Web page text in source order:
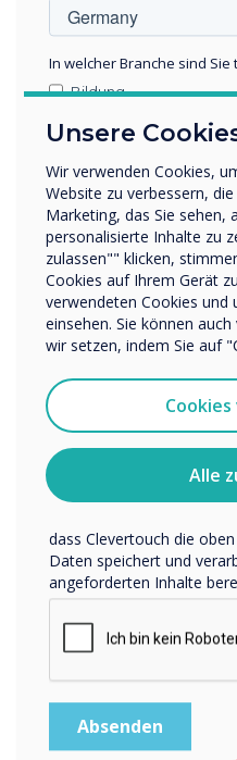
WRITTEN BY
5 Super Effective
Outcomes with
Unsere
Wir verwenden Cookies,
Website zu verbessern,
Marketing, das Sie sehen,
personalisierte Inhalte zu
zulassen"" klicken,
Cookies auf Ihrem Gerät
verwendeten Cookies und
einsehen. Sie können
wir setzen, indem Sie auf
Alle
In welcher Branche sind Sie
Bildung
Sonstiges
Name Unternehmen/
Wir möchten Sie gerne
bezüglich unserer
kontaktieren.
Ich bin damit
Sie können diese
abbestellen. Weitere
unseren
Privatsphäre schützen und
unserer
dass Clevertouch die
Daten speichert und
angeforderten Inhalte